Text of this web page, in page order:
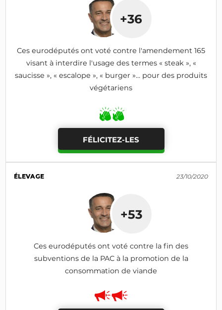
+36
Ces eurodéputés ont voté contre l'amendement 165
visant à interdire l'usage des termes « steak », «
saucisse », « escalope », « burger »... pour des produits
végétariens
FÉLICITEZ-LES
ÉLEVAGE 23/10/2020
+53
Ces eurodéputés ont voté contre la fin des
subventions de la PAC à la promotion de la
consommation de viande